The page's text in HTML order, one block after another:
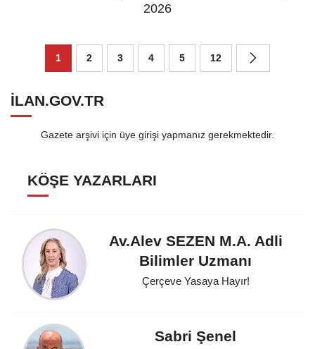
2026
1 2 3 4 5 12
ILAN.GOV.TR
Gazete arşivi için üye girişi yapmanız gerekmektedir.
KÖŞE YAZARLARI
Av.Alev SEZEN M.A. Adli
Bilimler Uzmanı
Çerçeve Yasaya Hayır!
Sabri Şenel